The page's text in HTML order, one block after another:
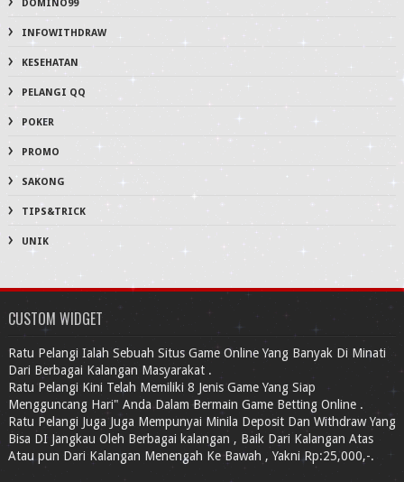
DOMINO99
INFOWITHDRAW
KESEHATAN
PELANGI QQ
POKER
PROMO
SAKONG
TIPS&TRICK
UNIK
CUSTOM WIDGET
Ratu Pelangi Ialah Sebuah Situs Game Online Yang Banyak Di Minati
Dari Berbagai Kalangan Masyarakat .
Ratu Pelangi Kini Telah Memiliki 8 Jenis Game Yang Siap
Mengguncang Hari" Anda Dalam Bermain Game Betting Online .
Ratu Pelangi Juga Juga Mempunyai Minila Deposit Dan Withdraw Yang
Bisa DI Jangkau Oleh Berbagai kalangan , Baik Dari Kalangan Atas
Atau pun Dari Kalangan Menengah Ke Bawah , Yakni Rp:25,000,-.